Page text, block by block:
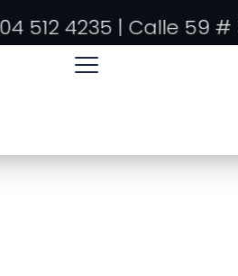
4235 | Calle 59 #